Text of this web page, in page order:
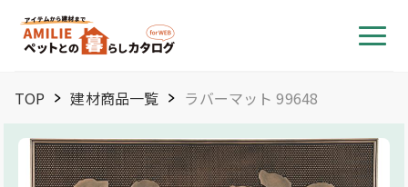
TOP 建材商品一覧 ラバーマット 99648